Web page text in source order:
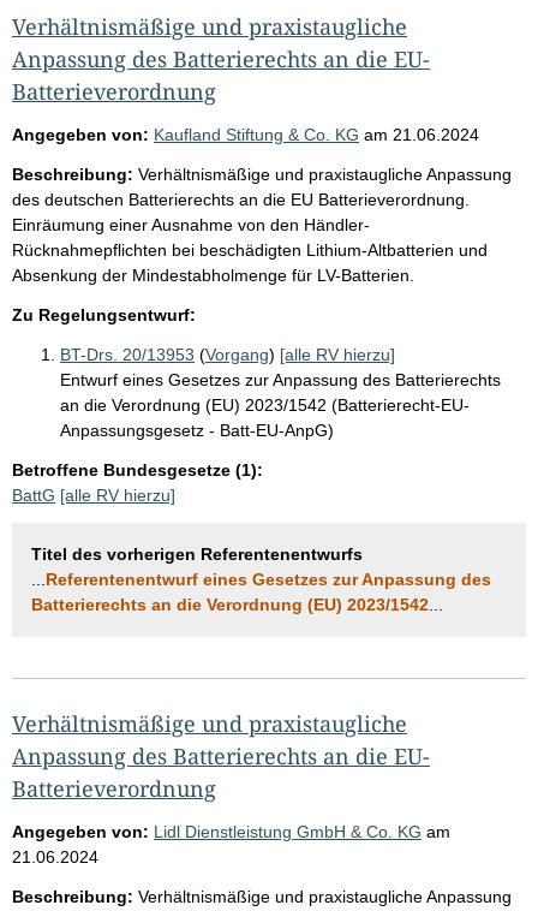
Verhältnismäßige und praxistaugliche
Anpassung des Batterierechts an die EU-
Batterieverordnung
Angegeben von: Kaufland Stiftung & Co. KG am 21.06.2024
Beschreibung: Verhältnismäßige und praxistaugliche Anpassung
des deutschen Batterierechts an die EU Batterieverordnung.
Einräumung einer Ausnahme von den Händler-
Rücknahmepflichten bei beschädigten Lithium-Altbatterien und
Absenkung der Mindestabholmenge für LV-Batterien.
Zu Regelungsentwurf:
BT-Drs. 20/13953 (Vorgang) [alle RV hierzu]
Entwurf eines Gesetzes zur Anpassung des Batterierechts
an die Verordnung (EU) 2023/1542 (Batterierecht-EU-
Anpassungsgesetz - Batt-EU-AnpG)
Betroffene Bundesgesetze (1):
BattG [alle RV hierzu]
Titel des vorherigen Referentenentwurfs
Referentenentwurf eines Gesetzes zur Anpassung des
Batterierechts an die Verordnung (EU) 2023/1542
Verhältnismäßige und praxistaugliche
Anpassung des Batterierechts an die EU-
Batterieverordnung
Angegeben von: Lidl Dienstleistung GmbH & Co. KG am
21.06.2024
Beschreibung: Verhältnismäßige und praxistaugliche Anpassung